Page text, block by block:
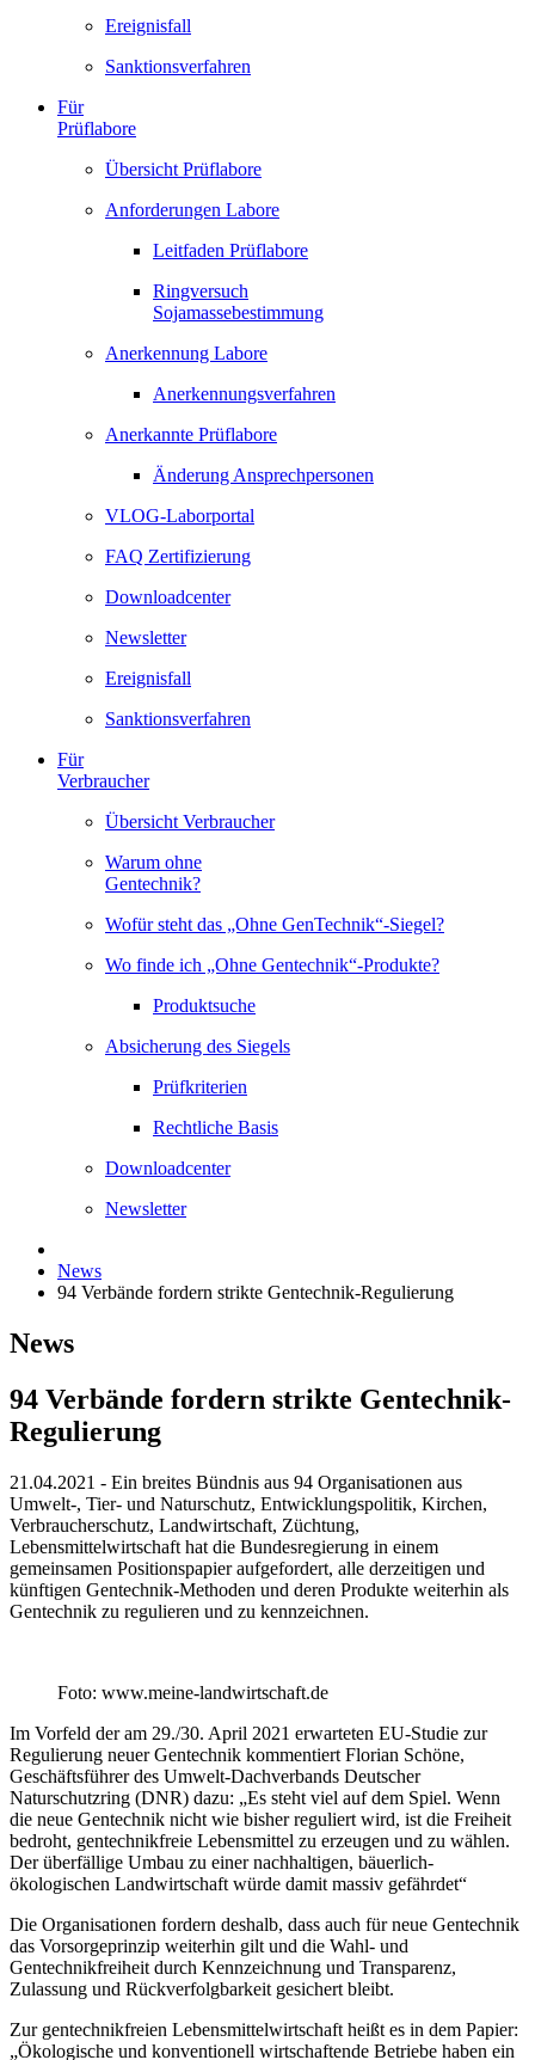
Ereignisfall
Sanktionsverfahren
Für
Prüflabore
Übersicht Prüflabore
Anforderungen Labore
Leitfaden Prüflabore
Ringversuch
Sojamassebestimmung
Anerkennung Labore
Anerkennungsverfahren
Anerkannte Prüflabore
Änderung Ansprechpersonen
VLOG-Laborportal
FAQ Zertifizierung
Downloadcenter
Newsletter
Ereignisfall
Sanktionsverfahren
Für
Verbraucher
Übersicht Verbraucher
Warum ohne
Gentechnik?
Wofür steht das „Ohne GenTechnik“-Siegel?
Wo finde ich „Ohne Gentechnik“-Produkte?
Produktsuche
Absicherung des Siegels
Prüfkriterien
Rechtliche Basis
Downloadcenter
Newsletter
News
94 Verbände fordern strikte Gentechnik-Regulierung
News
94 Verbände fordern strikte Gentechnik-
Regulierung
21.04.2021 - Ein breites Bündnis aus 94 Organisationen aus
Umwelt-, Tier- und Naturschutz, Entwicklungspolitik, Kirchen,
Verbraucherschutz, Landwirtschaft, Züchtung,
Lebensmittelwirtschaft hat die Bundesregierung in einem
gemeinsamen Positionspapier aufgefordert, alle derzeitigen und
künftigen Gentechnik-Methoden und deren Produkte weiterhin als
Gentechnik zu regulieren und zu kennzeichnen.
Foto: www.meine-landwirtschaft.de
Im Vorfeld der am 29./30. April 2021 erwarteten EU-Studie zur
Regulierung neuer Gentechnik kommentiert Florian Schöne,
Geschäftsführer des Umwelt-Dachverbands Deutscher
Naturschutzring (DNR) dazu: „Es steht viel auf dem Spiel. Wenn
die neue Gentechnik nicht wie bisher reguliert wird, ist die Freiheit
bedroht, gentechnikfreie Lebensmittel zu erzeugen und zu wählen.
Der überfällige Umbau zu einer nachhaltigen, bäuerlich-
ökologischen Landwirtschaft würde damit massiv gefährdet“
Die Organisationen fordern deshalb, dass auch für neue Gentechnik
das Vorsorgeprinzip weiterhin gilt und die Wahl- und
Gentechnikfreiheit durch Kennzeichnung und Transparenz,
Zulassung und Rückverfolgbarkeit gesichert bleibt.
Zur gentechnikfreien Lebensmittelwirtschaft heißt es in dem Papier:
„Ökologische und konventionell wirtschaftende Betriebe haben ein